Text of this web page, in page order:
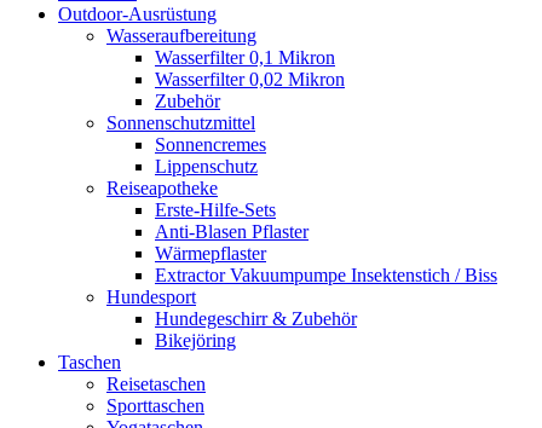
Outdoor-Ausrüstung
Wasseraufbereitung
Wasserfilter 0,1 Mikron
Wasserfilter 0,02 Mikron
Zubehör
Sonnenschutzmittel
Sonnencremes
Lippenschutz
Reiseapotheke
Erste-Hilfe-Sets
Anti-Blasen Pflaster
Wärmepflaster
Extractor Vakuumpumpe Insektenstich / Biss
Hundesport
Hundegeschirr & Zubehör
Bikejöring
Taschen
Reisetaschen
Sporttaschen